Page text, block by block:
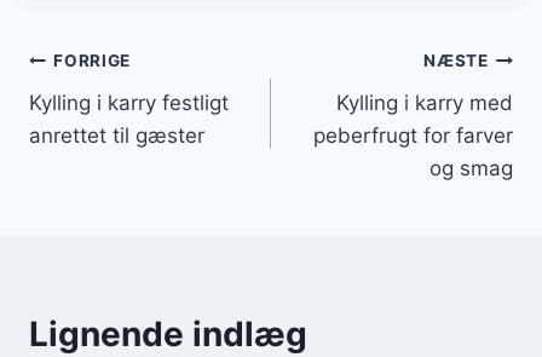
Indlægsnavigation
FORRIGE
Kylling i karry festligt
anrettet til gæster
NÆSTE
Kylling i karry med
peberfrugt for farver
og smag
Lignende indlæg